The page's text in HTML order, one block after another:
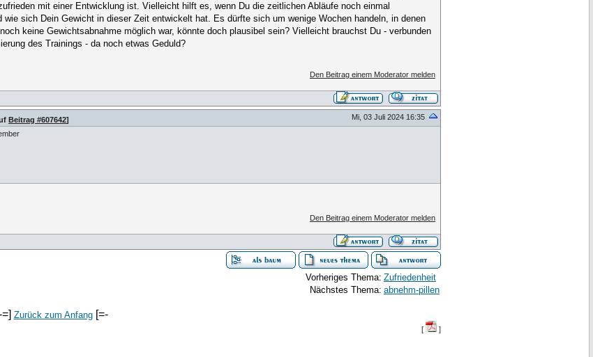
mit einer Entwicklung ist. Vielleicht hilft es, wenn Du die zeitlichen Abläufe noch einmal
sich Dein Gewicht in dieser Zeit entwickelt hat. Es dürfte sich um wenige Wochen handeln, in denen
keine Gewichtsabnahme möglich war, könnte doch plausibel sein? Vielleicht brauchst Du - verbunden
des Trainings - da noch etwas Geduld?
Den Beitrag einem Moderator melden
Beitrag #607642] Mi, 03 Juli 2024 16:35
Den Beitrag einem Moderator melden
Vorheriges Thema: Zufriedenheit
Nächstes Thema: abnehm-pillen
Zurück zum Anfang[=-
[ ]